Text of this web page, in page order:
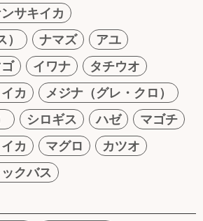
サキイカ
ナマズ
アユ
イワナ
タチウオ
カ
メジナ（グレ・クロ）
シロギス ハゼ
マゴチ
カ マグロ
カツオ
クバス